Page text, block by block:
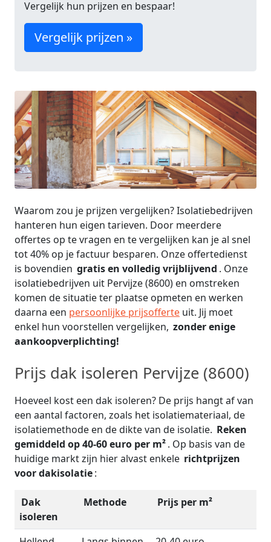
Vergelijk hun prijzen en bespaar!
Vergelijk prijzen »
Waarom zou je prijzen vergelijken? Isolatiebedrijven
hanteren hun eigen tarieven. Door meerdere
offertes op te vragen en te vergelijken kan je al snel
tot 40% op je factuur besparen. Onze offertedienst
is bovendien gratis en volledig vrijblijvend . Onze
isolatiebedrijven uit Pervijze (8600) en omstreken
komen de situatie ter plaatse opmeten en werken
daarna een persoonlijke prijsofferte uit. Jij moet
enkel hun voorstellen vergelijken, zonder enige
aankoopverplichting!
Prijs dak isoleren Pervijze (8600)
Hoeveel kost een dak isoleren? De prijs hangt af van
een aantal factoren, zoals het isolatiemateriaal, de
isolatiemethode en de dikte van de isolatie. Reken
gemiddeld op 40-60 euro per m². Op basis van de
huidige markt zijn hier alvast enkele richtprijzen
voor dakisolatie:
Dak
isoleren
Methode Prijs per m²